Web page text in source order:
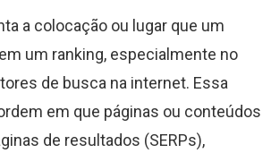
a colocação ou lugar que um
um ranking, especialmente no
de busca na internet. Essa
em que páginas ou conteúdos
de resultados (SERPs),